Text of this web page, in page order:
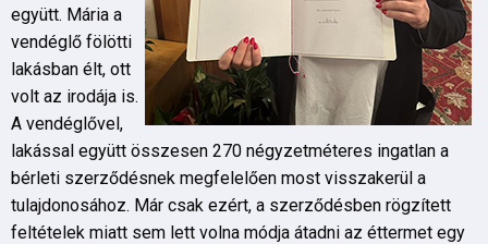
együtt. Mária a
vendéglő fölötti
lakásban élt, ott
volt az irodája is.
A vendéglővel,
lakással együtt összesen 270 négyzetméteres ingatlan a
bérleti szerződésnek megfelelően most visszakerül a
tulajdonosához. Már csak ezért, a szerződésben rögzített
feltételek miatt sem lett volna módja átadni az éttermet egy